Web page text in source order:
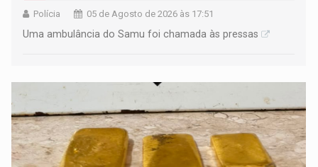
Polícia 05 de Agosto de 2026 às 17:51
Uma ambulância do Samu foi chamada às pressas